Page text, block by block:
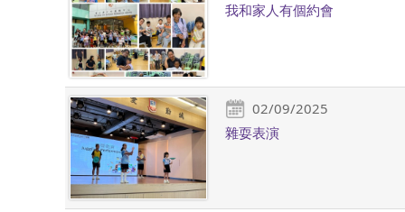
我和家人有個約會
02/09/2025
雜耍表演